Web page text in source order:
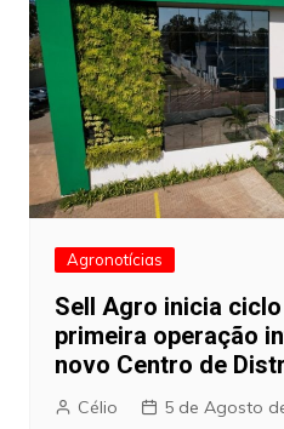
Agronotícias
Sell Agro inicia
primeira operação
novo Centro de
Célio 5 de Agosto